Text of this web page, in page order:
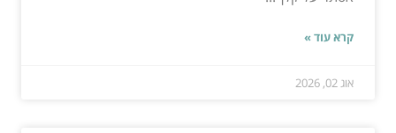
קרא עוד »
אוג 02, 2026